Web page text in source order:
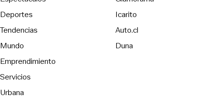
Deportes
Tendencias
Mundo
Emprendimiento
Servicios
Urbana
Icarito
Auto.cl
DunaOpens in new window